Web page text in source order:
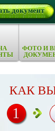
документ
ФОТО И
КАК
1